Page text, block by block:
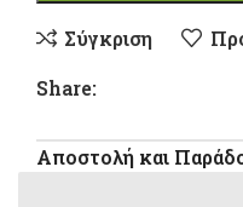
Σύγκριση
Share:
Αποστολή και